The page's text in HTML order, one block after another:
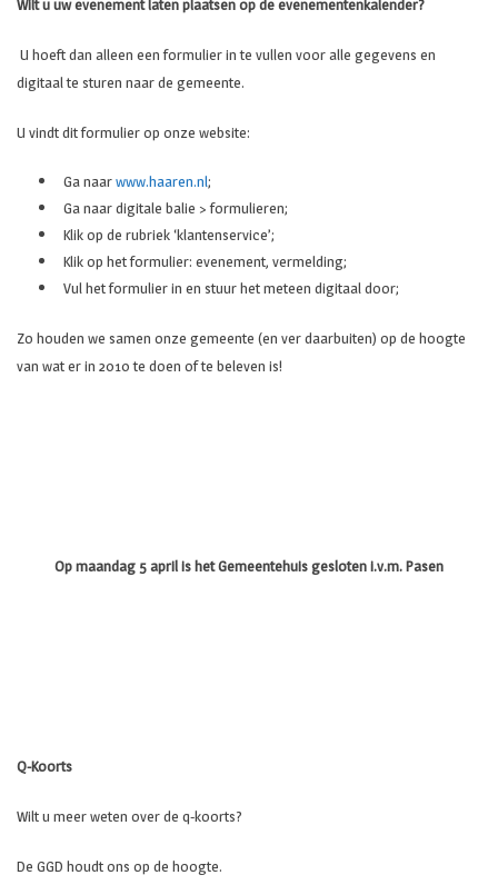
Wilt u uw evenement laten plaatsen op de evenementenkalender?
U hoeft dan alleen een formulier in te vullen voor alle gegevens en
digitaal te sturen naar de gemeente.
U vindt dit formulier op onze website:
Ga naarwww.haaren.nl;
Ga naar digitale balie > formulieren;
Klik op de rubriek ‘klantenservice’;
Klik op het formulier: evenement, vermelding;
Vul het formulier in en stuur het meteen digitaal door;
Zo houden we samen onze gemeente (en ver daarbuiten) op de hoogte
van wat er in 2010 te doen of te beleven is!
Op maandag 5 april is het Gemeentehuis gesloten i.v.m. Pasen
Q-Koorts
Wilt u meer weten over de q-koorts?
De GGD houdt ons op de hoogte.